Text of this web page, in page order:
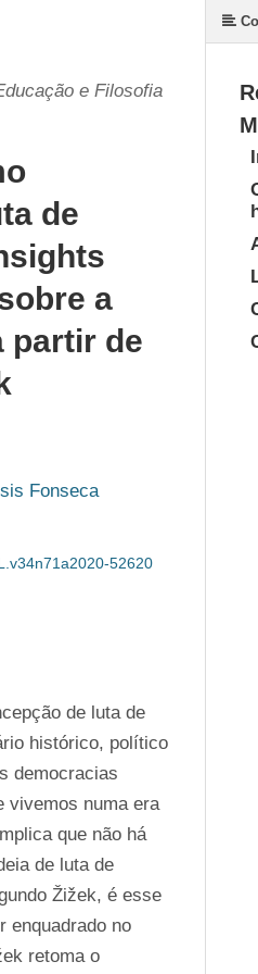
e Filosofia
de
a
partir de
Fonseca
52620
de luta de
histórico, político
democracias
vivemos numa era
que não há
de luta de
Žižek, é esse
enquadrado no
retoma o